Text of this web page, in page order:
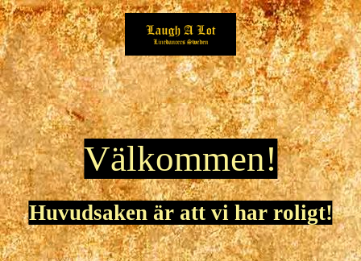
Välkommen!
Huvudsaken är att vi har roligt!